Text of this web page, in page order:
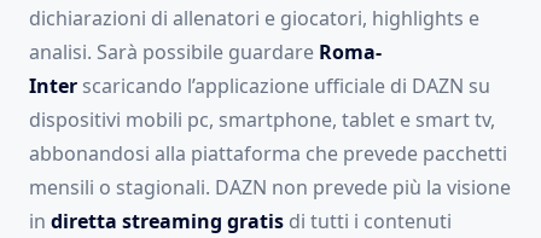
dichiarazioni di allenatori e giocatori, highlights e
analisi. Sarà possibile guardare Roma-
Inter scaricando l’applicazione ufficiale di DAZN su
dispositivi mobili pc, smartphone, tablet e smart tv,
abbonandosi alla piattaforma che prevede pacchetti
mensili o stagionali. DAZN non prevede più la visione
in diretta streaming gratis di tutti i contenuti